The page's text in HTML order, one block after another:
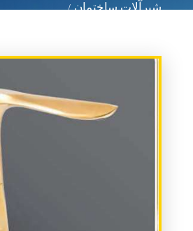
شیرآلات ساختمان